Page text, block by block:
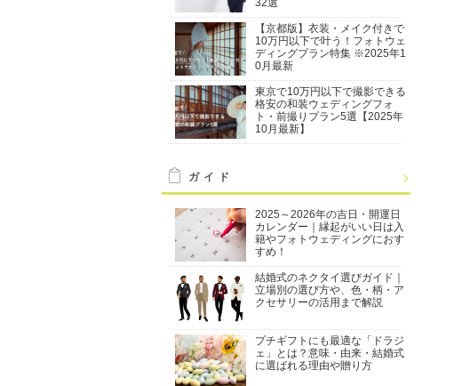
【京都版】衣装・メイク付きで
10万円以下で叶う！フォトウェ
ディングプラン特集 ※2025年1
0月最新
東京で10万円以下で撮影できる
格安の和装ウェディングフォ
ト・前撮りプラン5選【2025年
10月最新】
ガイド
2025～2026年の吉日・開運日
カレンダー｜縁起がいい日は入
籍やフォトウェディングにおす
すめ！
結婚式のネクタイ選びガイド｜
立場別の選び方や、色・柄・ア
クセサリーの活用まで解説
プチギフトにも最適な「ドラジ
ェ」とは？意味・由来・結婚式
に選ばれる理由や贈り方